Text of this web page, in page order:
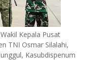
Kepala Pusat
TNI Osmar Silalahi,
Kasubdispenum